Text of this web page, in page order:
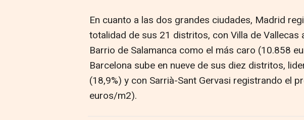
En cuanto a las dos grandes ciudades, Madrid
totalidad de sus 21 distritos, con Villa de Vallecas
Barrio de Salamanca como el más caro (10.858
Barcelona sube en nueve de sus diez distritos,
(18,9%) y con Sarrià-Sant Gervasi registrando el
euros/m2).